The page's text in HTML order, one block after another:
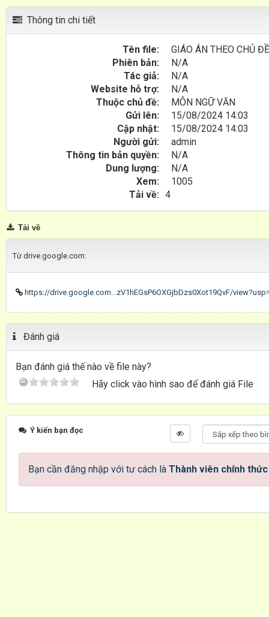
Thông tin chi tiết
Tên file:
GIÁO ÁN THEO CHỦ
Phiên bản:
N/A
Tác giả:
N/A
Website hỗ trợ:
N/A
Thuộc chủ đề:
MÔN NGỮ VĂN
Gửi lên:
15/08/2024 14:03
Cập nhật:
15/08/2024 14:03
Người gửi:
admin
Thông tin bản quyền:
N/A
Dung lượng:
N/A
Xem:
1005
Tải về: 4
Tải về
Từ drive.google.com:
https://drive.google.com...zV1hEGsP6OXGjbDzs0Xot19QvF/
Đánh giá
Bạn đánh giá thế nào về file này?
Hãy click vào hình sao để đánh giá File
Ý kiến bạn đọc
Bạn cần đăng nhập với tư cách là Thành viên chính thức